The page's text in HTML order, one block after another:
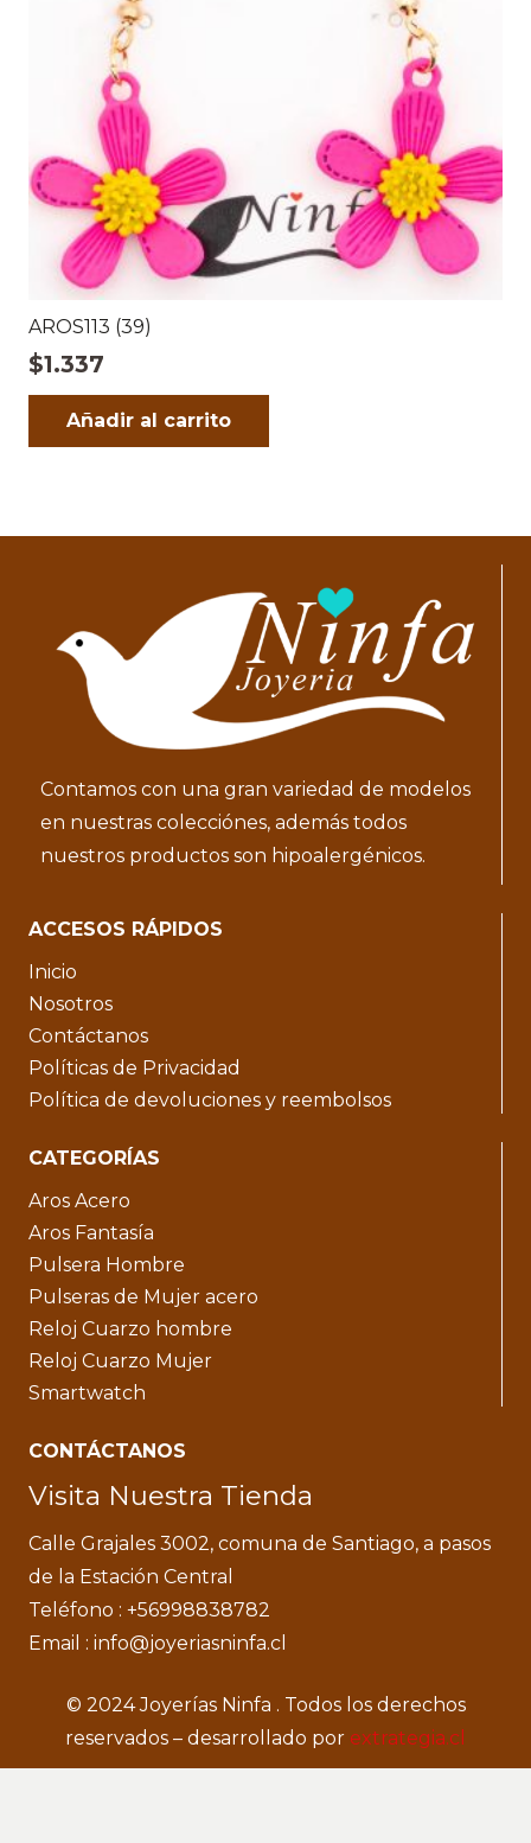
AROS113 (39)
$1.337
Añadir al carrito
Contamos con una gran variedad de modelos
en nuestras colecciónes, además todos
nuestros productos son hipoalergénicos.
ACCESOS RÁPIDOS
Inicio
Nosotros
Contáctanos
Políticas de Privacidad
Política de devoluciones y reembolsos
CATEGORÍAS
Aros Acero
Aros Fantasía
Pulsera Hombre
Pulseras de Mujer acero
Reloj Cuarzo hombre
Reloj Cuarzo Mujer
Smartwatch
CONTÁCTANOS
Visita Nuestra Tienda
Calle Grajales 3002, comuna de Santiago, a pasos
de la Estación Central
Teléfono : +56998838782
Email : info@joyeriasninfa.cl
© 2024 Joyerías Ninfa . Todos los derechos
reservados – desarrollado por extrategia.cl